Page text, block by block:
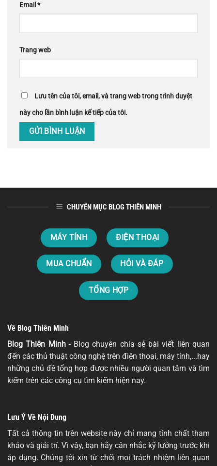
Email *
Trang web
Lưu tên của tôi, email, và trang web trong trình duyệt
này cho lần bình luận kế tiếp của tôi.
CHUYÊN MỤC BLOG THIÊN MINH
MÁY TÍNH ĐIỆN THOẠI
MUA CHUẨN HỎI VÀ ĐÁP
TỔNG HỢP
Về Blog Thiên Minh
Blog Thiên Minh- Blog chuyên chia sẻ bài viết liên quan
đến các thủ thuật công nghệ trên điện thoại, máy tính,...hay
những chủ đề tổng hợp được nhiều người quan tâm và tìm
kiếm trên các công cụ tìm kiếm hiện nay.
Lưu Ý Về Nội Dung
Tất cả thông tin trên website này chỉ mang tính chất tham
khảo và giải trí. Vì vậy, bạn hãy cân nhắc kỹ lưỡng trước khi
áp dụng. Chúng tôi xin từ chối mọi trách nhiệm liên quan